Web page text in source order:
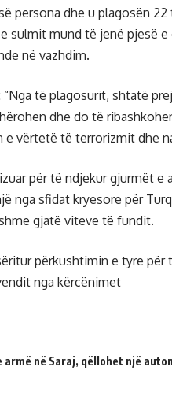
persona dhe u plagosën
sulmit mund të jenë pjesë
në vazhdim.
të plagosurit, shtatë
dhe do të
vërtetë të terrorizmit dhe
për të ndjekur gjurmët e
nga sfidat kryesore për
gjatë viteve të fundit.
përkushtimin e tyre
nga kërcënimet
armë në Saraj, qëllohet një